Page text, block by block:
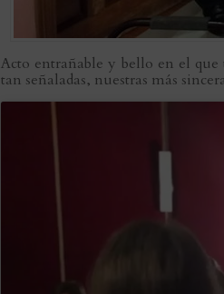
Acto entrañable y bello en el
tan señaladas, nuestras más